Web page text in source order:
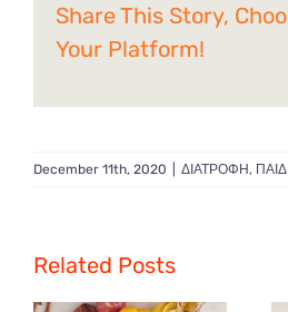
Share This Story,
Your Platform!
December 11th, 2020 ΔΙΑΤΡΟΦΗ, ΠΑΙΔΙ
Related Posts